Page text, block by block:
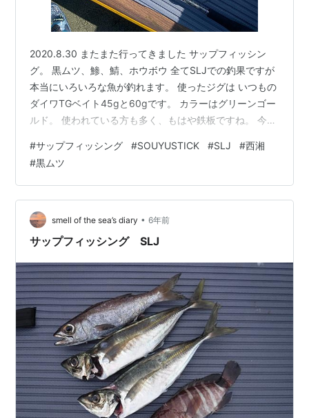
2020.8.30 またまた行ってきました サップフィッシン
グ。 黒ムツ、鯵、鯖、ホウボウ 全てSLJでの釣果ですが
本当にいろいろな魚が釣れます。 使ったジグは いつもの
ダイワTGベイト45gと60gです。 カラーはグリーンゴー
ルド。 使われている方も多く、もはや鉄板ですね。 今回
ん、ただ巻きでも釣れますが 僕は動きの少ないワンピッ
チジャークでの 釣果がいちばん多いです。 ジグを動かし
過ぎないように ロッドのティップの反発を利用して 軽め
にしゃくっています。 いちばんバイトが多いのは ジグが
着底してから5メートル以内でしょうか。 今回釣っ…
#サップフィッシング #SOUYUSTICK #SLJ #西湘
#黒ムツ
smell of the sea’s diary • 6年前
サップフィッシング SLJ